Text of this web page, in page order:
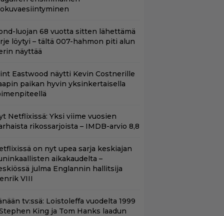
luojan 68 vuotta sitten lähettämä
löytyi – tältä 007-hahmon piti alun
näyttää
Eastwood näytti Kevin Costnerille
paikan hyvin yksinkertaisella
Netflixissä: Yksi viime vuosien
rikossarjoista – IMDB-arvio 8,8
on nyt upea sarja keskiajan
aikakaudelta –
julma Englannin hallitsija
VIII
tv:ssä: Loistoleffa vuodelta 1999
King ja Tom Hanks laadun